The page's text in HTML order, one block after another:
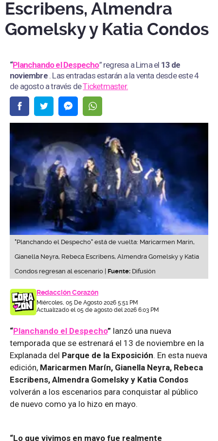
Escribens, Almendra
Gomelsky y Katia Condos
“Planchando el Despecho” regresa a Lima el 13 de
noviembre . Las entradas estarán a la venta desde este 4
de agosto a través deTicketmaster.
"Planchando el Despecho" está de vuelta: Maricarmen Marín,
Gianella Neyra, Rebeca Escribens, Almendra Gomelsky y Katia
Condos regresan al escenario | Fuente: Difusión
Redacción Corazón
Miércoles, 05 De Agosto 2026 5:51 PM
Actualizado el 05 de agosto del 2026 6:03 PM
“Planchando el Despecho” lanzó una nueva
temporada que se estrenará el 13 de noviembre en la
Explanada del Parque de la Exposición. En esta nueva
edición, Maricarmen Marín, Gianella Neyra, Rebeca
Escribens, Almendra Gomelsky y Katia Condos
volverán a los escenarios para conquistar al público
de nuevo como ya lo hizo en mayo.
“Lo que vivimos en mayo fue realmente